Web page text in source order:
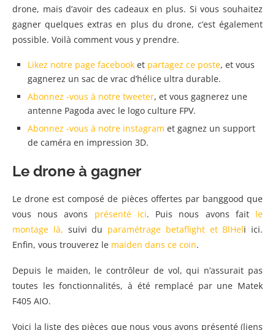
drone, mais d’avoir des cadeaux en plus. Si vous souhaitez
gagner quelques extras en plus du drone, c’est également
possible. Voilà comment vous y prendre.
Likez notre page facebook et partagez ce poste, et vous
gagnerez un sac de vrac d’hélice ultra durable.
Abonnez -vous à notre tweeter, et vous gagnerez une
antenne Pagoda avec le logo culture FPV.
Abonnez -vous à notre instagram et gagnez un support
de caméra en impression 3D.
Le drone à gagner
Le drone est composé de pièces offertes par banggood que
vous nous avons présenté ici. Puis nous avons fait le
montage là, suivi du paramétrage betaflight et BlHeli ici.
Enfin, vous trouverez le maiden dans ce coin.
Depuis le maiden, le contrôleur de vol, qui n’assurait pas
toutes les fonctionnalités, à été remplacé par une Matek
F405 AIO.
Voici la liste des pièces que nous vous avons présenté (liens